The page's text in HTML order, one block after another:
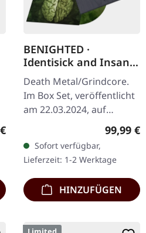
Preis:
BENIGHTED ·
Identisick and Insane
Cephalic Production |
INSANE WOODEN
BOXSET
Death Metal/Grindcore.
Im Box Set, veröffentlicht
am 22.03.2024, auf
Supreme Chaos Records.
Schwere graue Holzbox
mit den Alben 'Identisick'
und…
99,99 €
Sofort verfügbar,
Lieferzeit: 1-2 Werktage
HINZUFÜGEN